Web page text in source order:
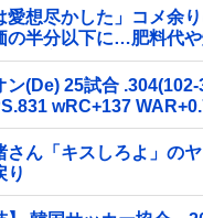
愛想尽かした」コメ余
の半分以下に…肥料代
」農家も
ン(De) 25試合
wRC+137
さん「キスしろよ」の
り